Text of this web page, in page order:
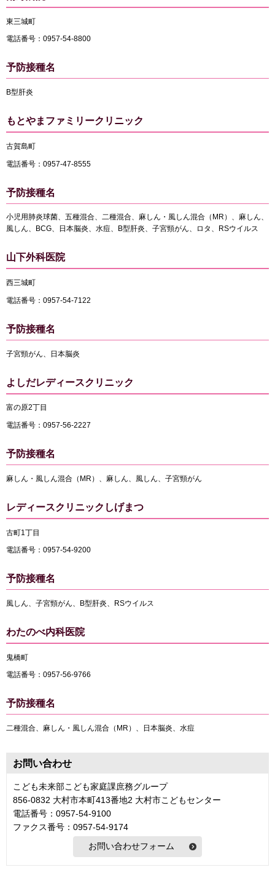
東三城町
電話番号：0957-54-8800
予防接種名
B型肝炎
もとやまファミリークリニック
古賀島町
電話番号：0957-47-8555
予防接種名
小児用肺炎球菌、五種混合、二種混合、麻しん・風しん混合（MR）、麻しん、
風しん、BCG、日本脳炎、水痘、B型肝炎、子宮頸がん、ロタ、RSウイルス
山下外科医院
西三城町
電話番号：0957-54-7122
予防接種名
子宮頸がん、日本脳炎
よしだレディースクリニック
富の原2丁目
電話番号：0957-56-2227
予防接種名
麻しん・風しん混合（MR）、麻しん、風しん、子宮頸がん
レディースクリニックしげまつ
古町1丁目
電話番号：0957-54-9200
予防接種名
風しん、子宮頸がん、B型肝炎、RSウイルス
わたのべ内科医院
鬼橋町
電話番号：0957-56-9766
予防接種名
二種混合、麻しん・風しん混合（MR）、日本脳炎、水痘
お問い合わせ
こども未来部こども家庭課庶務グループ
856-0832 大村市本町413番地2 大村市こどもセンター
電話番号：0957-54-9100
ファクス番号：0957-54-9174